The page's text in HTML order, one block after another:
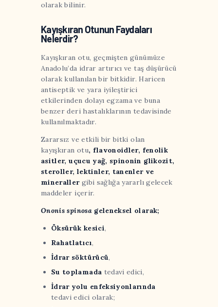
olarak bilinir.
Kayışkıran Otunun Faydaları
Nelerdir?
Kayışkıran otu, geçmişten günümüze
Anadolu’da idrar artırıcı ve taş düşürücü
olarak kullanılan bir bitkidir. Haricen
antiseptik ve yara iyileştirici
etkilerinden dolayı egzama ve buna
benzer deri hastalıklarının tedavisinde
kullanılmaktadır.
Zararsız ve etkili bir bitki olan
kayışkıran otu, flavonoidler, fenolik
asitler, uçucu yağ, spinonin glikozit,
steroller, lektinler, tanenler ve
mineraller gibi sağlığa yararlı gelecek
maddeler içerir.
Ononis spinosageleneksel olarak;
Öksürük kesici,
Rahatlatıcı,
İdrar söktürücü,
Su toplamada tedavi edici,
İdrar yolu enfeksiyonlarında
tedavi edici olarak;